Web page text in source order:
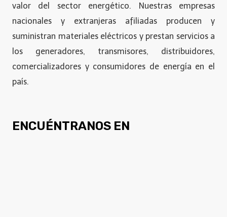
valor del sector energético. Nuestras empresas
nacionales y extranjeras afiliadas producen y
suministran materiales eléctricos y prestan servicios a
los generadores, transmisores, distribuidores,
comercializadores y consumidores de energía en el
país.
ENCUÉNTRANOS EN